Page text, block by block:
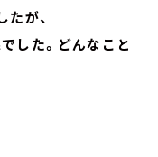
が、
した。どんなこと